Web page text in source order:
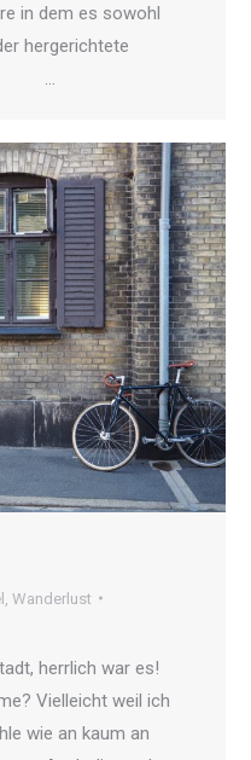
in dem es sowohl
hergerichtete
…
Wanderlust
herrlich war es!
Vielleicht weil ich
wie an kaum an